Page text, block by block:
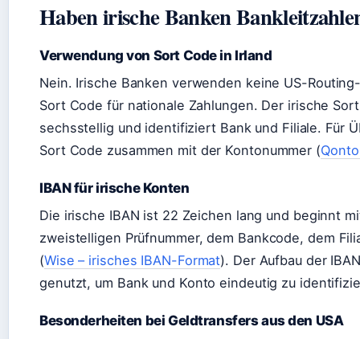
Haben irische Banken
Verwendung von Sort Code in Irland
Nein. Irische Banken verwenden keine US-
Sort Code für nationale Zahlungen. Der irische
sechsstellig und identifiziert Bank und Filiale. Für
Sort Code zusammen mit der Kontonummer (
IBAN für irische Konten
Die irische IBAN ist 22 Zeichen lang und beginnt
zweistelligen Prüfnummer, dem Bankcode, dem
(Wise – irisches IBAN-Format). Der Aufbau der
genutzt, um Bank und Konto eindeutig zu
Besonderheiten bei Geldtransfers aus den USA